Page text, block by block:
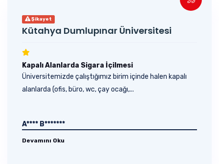
Şikayet
Kütahya Dumlupınar Üniversitesi
Kapalı Alanlarda Sigara İçilmesi
Üniversitemizde çalıştığımız birim içinde halen kapalı
alanlarda (ofis, büro, wc, çay ocağı,...
A**** B*******
Devamını Oku